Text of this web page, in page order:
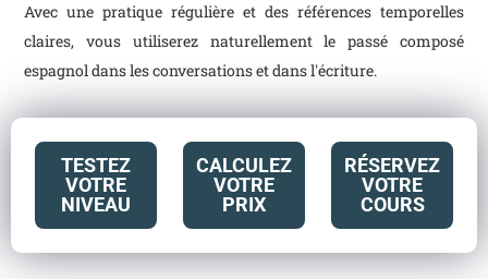
Avec une pratique régulière et des références temporelles
claires, vous utiliserez naturellement le passé composé
espagnol dans les conversations et dans l'écriture.
TESTEZ
VOTRE
NIVEAU
CALCULEZ
VOTRE
PRIX
RÉSERVEZ
VOTRE
COURS